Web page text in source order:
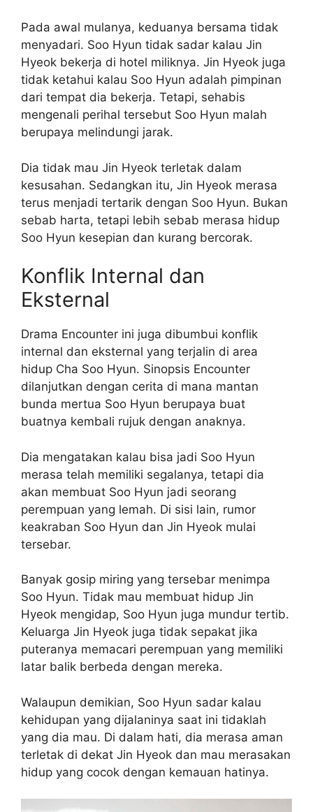
Pada awal mulanya, keduanya bersama tidak
menyadari. Soo Hyun tidak sadar kalau Jin
Hyeok bekerja di hotel miliknya. Jin Hyeok juga
tidak ketahui kalau Soo Hyun adalah pimpinan
dari tempat dia bekerja. Tetapi, sehabis
mengenali perihal tersebut Soo Hyun malah
berupaya melindungi jarak.
Dia tidak mau Jin Hyeok terletak dalam
kesusahan. Sedangkan itu, Jin Hyeok merasa
terus menjadi tertarik dengan Soo Hyun. Bukan
sebab harta, tetapi lebih sebab merasa hidup
Soo Hyun kesepian dan kurang bercorak.
Konflik Internal dan
Eksternal
Drama Encounter ini juga dibumbui konflik
internal dan eksternal yang terjalin di area
hidup Cha Soo Hyun. Sinopsis Encounter
dilanjutkan dengan cerita di mana mantan
bunda mertua Soo Hyun berupaya buat
buatnya kembali rujuk dengan anaknya.
Dia mengatakan kalau bisa jadi Soo Hyun
merasa telah memiliki segalanya, tetapi dia
akan membuat Soo Hyun jadi seorang
perempuan yang lemah. Di sisi lain, rumor
keakraban Soo Hyun dan Jin Hyeok mulai
tersebar.
Banyak gosip miring yang tersebar menimpa
Soo Hyun. Tidak mau membuat hidup Jin
Hyeok mengidap, Soo Hyun juga mundur tertib.
Keluarga Jin Hyeok juga tidak sepakat jika
puteranya memacari perempuan yang memiliki
latar balik berbeda dengan mereka.
Walaupun demikian, Soo Hyun sadar kalau
kehidupan yang dijalaninya saat ini tidaklah
yang dia mau. Di dalam hati, dia merasa aman
terletak di dekat Jin Hyeok dan mau merasakan
hidup yang cocok dengan kemauan hatinya.